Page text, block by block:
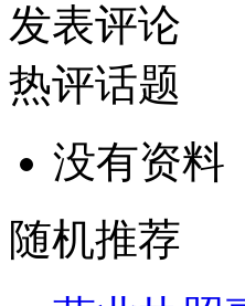
发表评论
热评话题
没有资料
随机推荐